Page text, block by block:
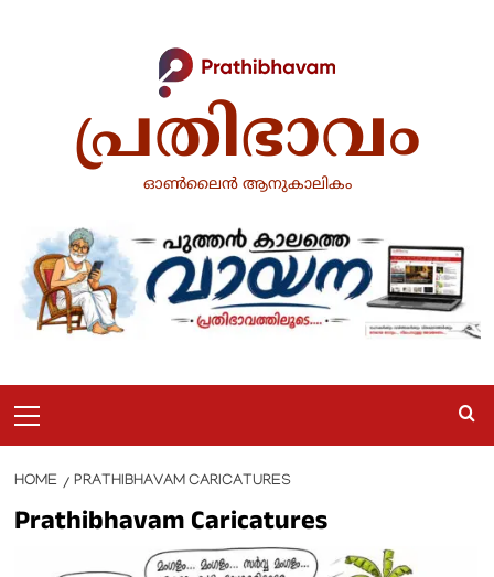
പ്രതിഭാവം
ഓൺലൈൻ ആനുകാലികം
Menu
HOME PRATHIBHAVAM CARICATURES
Prathibhavam Caricatures